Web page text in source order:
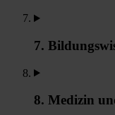
7.
8. Medizin